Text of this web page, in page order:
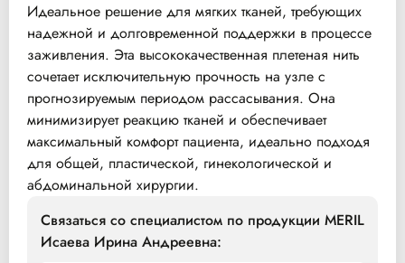
Идеальное решение для мягких тканей, требующих
надежной и долговременной поддержки в процессе
заживления. Эта высококачественная плетеная нить
сочетает исключительную прочность на узле с
прогнозируемым периодом рассасывания. Она
минимизирует реакцию тканей и обеспечивает
максимальный комфорт пациента, идеально подходя
для общей, пластической, гинекологической и
абдоминальной хирургии.
Связаться со специалистом по продукции MERIL
Исаева Ирина Андреевна: